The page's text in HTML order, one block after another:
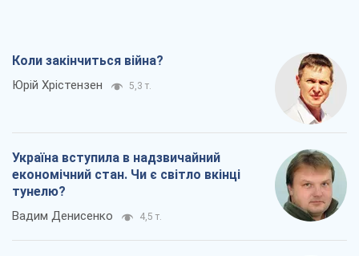
Коли закінчиться війна?
Юрій Хрістензен 5,3 т.
Україна вступила в надзвичайний
економічний стан. Чи є світло вкінці
тунелю?
Вадим Денисенко 4,5 т.